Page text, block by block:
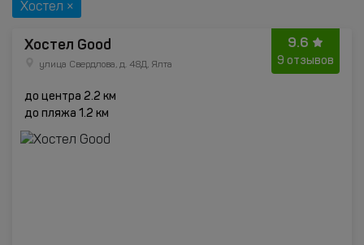
Хостел ×
9.6
9 отзывов
Хостел Good
улица Свердлова, д. 48Д, Ялта
до центра 2.2 км
до пляжа 1.2 км